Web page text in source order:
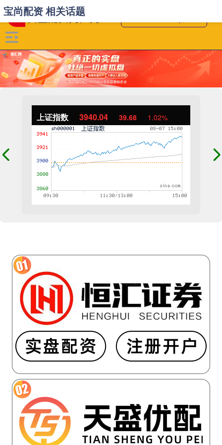
上证指数 3940.04 39.68 1.02%
宝尚配资 相关话题